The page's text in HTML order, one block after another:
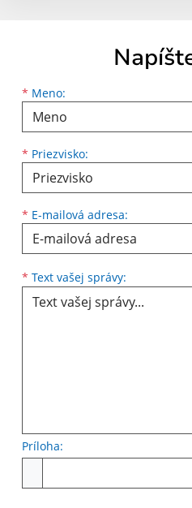
* Meno:
Meno
* Priezvisko:
Priezvisko
* E-mailová adresa:
E-mailová adresa
* Text vašej správy:
Príloha: